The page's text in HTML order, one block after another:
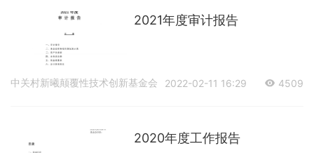
2021年度审计报告
中关村新曦颠覆性技术创新基金会 2022-02-11 16:29 4509
2020年度工作报告